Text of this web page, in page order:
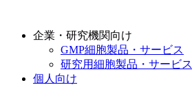
企業・研究機関向け
GMP細胞製品・サービス
研究用細胞製品・サービス
個人向け